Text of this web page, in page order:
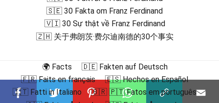
🇸🇪 30 Fakta om Franz Ferdinand
🇻🇮 30 Sự thật về Franz Ferdinand
🇿🇭 关于弗朗茨·费尔迪南德的30个事实
🌍 Facts
🇩🇪 Fakten auf Deutsch
🇫🇷 Faits en français
🇪🇸 Hechos en Español
🇮🇹 Fatti in Italiano
🇧🇷 🇵🇹 Fatos em português